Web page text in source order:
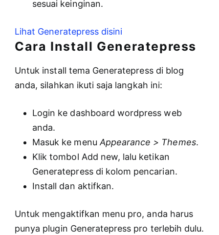
sesuai keinginan.
Lihat Generatepress disini
Cara Install Generatepress
Untuk install tema Generatepress di blog
anda, silahkan ikuti saja langkah ini:
Login ke dashboard wordpress web
anda.
Masuk ke menu Appearance > Themes.
Klik tombol Add new, lalu ketikan
Generatepress di kolom pencarian.
Install dan aktifkan.
Untuk mengaktifkan menu pro, anda harus
punya plugin Generatepress pro terlebih dulu.